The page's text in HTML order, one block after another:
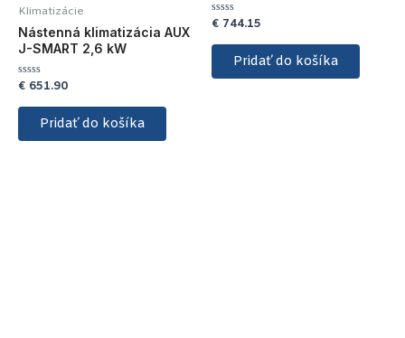
Klimatizácie
Nástenná klimatizácia AUX
J-SMART 2,6 kW
Hodnotenie
z
€ 651.90
Pridať do košíka
Hodnotenie
z
€ 744.15
Pridať do košíka